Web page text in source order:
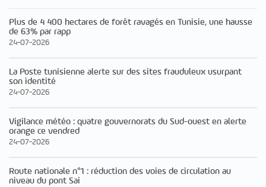
Plus de 4 400 hectares de forêt ravagés en Tunisie, une hausse
de 63% par rapp
24-07-2026
La Poste tunisienne alerte sur des sites frauduleux usurpant
son identité
24-07-2026
Vigilance météo : quatre gouvernorats du Sud-ouest en alerte
orange ce vendred
24-07-2026
Route nationale n°1 : réduction des voies de circulation au
niveau du pont Sai